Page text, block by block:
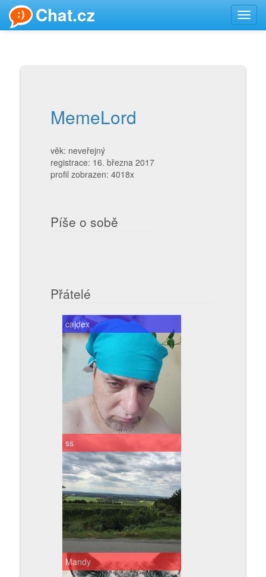
Chat.cz
MemeLord
věk: neveřejný
registrace: 16. března 2017
profil zobrazen: 4018x
Píše o sobě
Přátelé
cajdex
ss
Mandy